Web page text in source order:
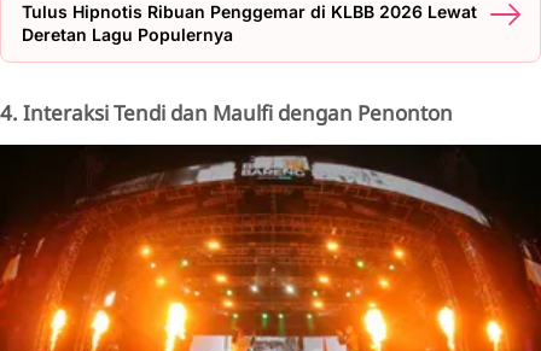
Tulus Hipnotis Ribuan Penggemar di KLBB 2026 Lewat
Deretan Lagu Populernya
4. Interaksi Tendi dan Maulfi dengan Penonton